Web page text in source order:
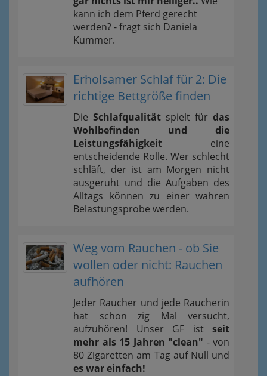
kann ich dem Pferd gerecht
werden? - fragt sich Daniela
Kummer.
Erholsamer Schlaf für 2: Die
richtige Bettgröße finden
Die Schlafqualität spielt für das
Wohlbefinden und die
Leistungsfähigkeit eine
entscheidende Rolle. Wer schlecht
schläft, der ist am Morgen nicht
ausgeruht und die Aufgaben des
Alltags können zu einer wahren
Belastungsprobe werden.
Weg vom Rauchen - ob Sie
wollen oder nicht: Rauchen
aufhören
Jeder Raucher und jede Raucherin
hat schon zig Mal versucht,
aufzuhören! Unser GF ist seit
mehr als 15 Jahren "clean" - von
80 Zigaretten am Tag auf Null und
es war einfach!